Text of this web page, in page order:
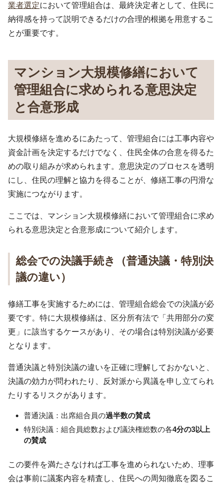
業者選定において管理組合は、最終決定者として、住民に
納得感を持って説明できるだけの合理的根拠を用意するこ
とが重要です。
マンション大規模修繕において
管理組合に求められる意思決定
と合意形成
大規模修繕を進めるにあたって、管理組合には工事内容や
資金計画を決定するだけでなく、住民全体の合意を得るた
めの取り組みが求められます。意思決定のプロセスを透明
にし、住民の理解と協力を得ることが、修繕工事の円滑な
実施につながります。
ここでは、マンション大規模修繕において管理組合に求め
られる意思決定と合意形成について紹介します。
総会での決議手続き（普通決議・特別決
議の違い）
修繕工事を実施するためには、管理組合総会での決議が必
要です。特に大規模修繕は、区分所有法で「共用部分の変
更」に該当するケースがあり、その場合は特別決議が必要
となります。
普通決議と特別決議の違いを正確に理解しておかないと、
決議の効力が問われたり、反対派から異議を申し立てられ
たりするリスクがあります。
普通決議：出席組合員の過半数の賛成
特別決議：組合員総数および議決権総数の各4分の3以上
の賛成
この要件を満たさなければ工事を進められないため、理事
会は事前に議案内容を精査し、住民への周知徹底を図るこ